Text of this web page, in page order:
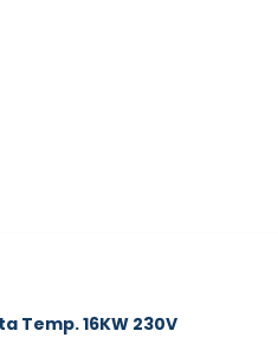
Temp. 16KW 230V